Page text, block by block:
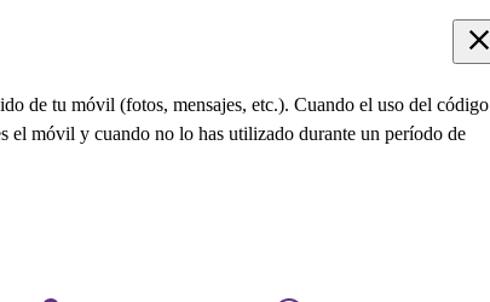
de tu móvil (fotos, mensajes, etc.). Cuando el uso del código
el móvil y cuando no lo has utilizado durante un período de